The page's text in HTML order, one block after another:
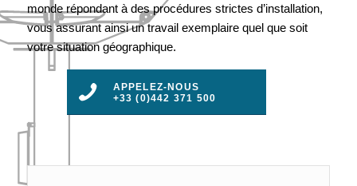
monde répondant à des procédures strictes d’installation,
vous assurant ainsi un travail exemplaire quel que soit
votre situation géographique.
APPELEZ-NOUS
+33 (0)442 371 500